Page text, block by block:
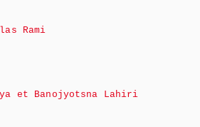
Rami
et Banojyotsna Lahiri